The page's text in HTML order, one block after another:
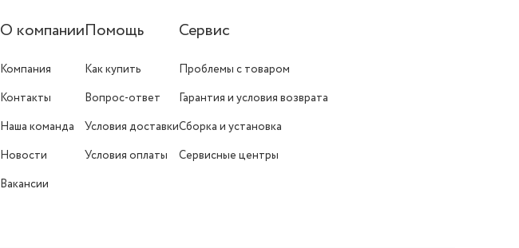
О компании
Компания
Контакты
Наша команда
Новости
Вакансии
Помощь
Как купить
Вопрос-ответ
Условия доставки
Условия оплаты
Сервис
Проблемы с товаром
Гарантия и условия возврата
Сборка и установка
Сервисные центры